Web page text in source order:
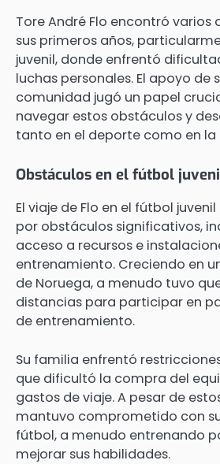
Tore André Flo encontró varios
sus primeros años,
juvenil, donde enfrentó
luchas personales. El apoyo de
comunidad jugó un papel
navegar estos obstáculos y
tanto en el deporte como en la
Obstáculos en el fútbol
El viaje de Flo en el fútbol
por obstáculos significativos,
acceso a recursos e
entrenamiento. Creciendo en
de Noruega, a menudo tuvo
distancias para participar en
de entrenamiento.
Su familia enfrentó
que dificultó la compra del
gastos de viaje. A pesar de
mantuvo comprometido con
fútbol, a menudo entrenando
mejorar sus habilidades.